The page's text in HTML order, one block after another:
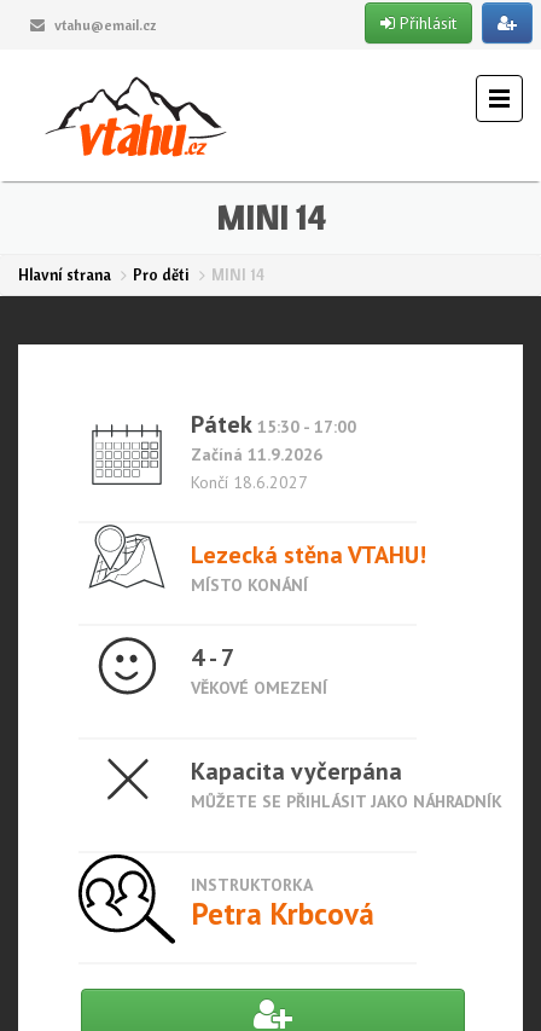
vtahu@email.cz Přihlásit
MINI 14
Hlavní strana Pro děti MINI 14
Pátek 15:30 - 17:00
Začíná 11.9.2026
Končí 18.6.2027
Lezecká stěna VTAHU!
MÍSTO KONÁNÍ
4 - 7
VĚKOVÉ OMEZENÍ
Kapacita vyčerpána
MŮŽETE SE PŘIHLÁSIT JAKO NÁHRADNÍK
INSTRUKTORKA
Petra Krbcová